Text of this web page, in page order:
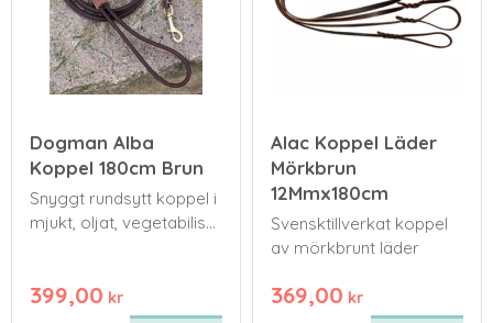
Dogman Alba
Koppel 180cm Brun
Snyggt rundsytt koppel i
mjukt, oljat, vegetabiliskt
399,00 kr
Alac Koppel Läder
Mörkbrun
12Mmx180cm
Svensktillverkat koppel
av mörkbrunt läder
369,00 kr